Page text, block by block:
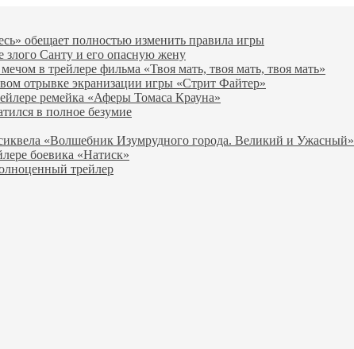
обещает полностью изменить правила игры
злого Санту и его опасную жену
в трейлере фильма «Твоя мать, твоя мать, твоя мать»
отрывке экранизации игры «Стрит Файтер»
ремейка «Аферы Томаса Крауна»
в полное безумие
«Волшебник Изумрудного города. Великий и Ужасный»
боевика «Натиск»
трейлер